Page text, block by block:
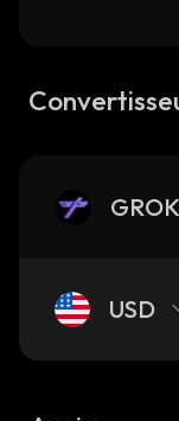
GROK
USD